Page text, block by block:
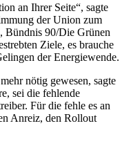
an Ihrer Seite“, sagte
der Union zum
Bündnis 90/Die Grünen
Ziele, es brauche
der Energiewende.
nötig gewesen, sagte
sei die fehlende
Für die fehle es an
Anreiz, den Rollout